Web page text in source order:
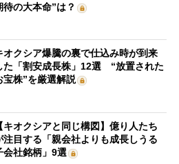
待の大本命”は？
オクシア爆騰の裏で仕込み時が到来
た「割安成長株」12選 “放置された
宝株”を厳選解説
【キオクシアと同じ構図】億り人たち
注目する「親会社よりも成長しうる
会社銘柄」9選